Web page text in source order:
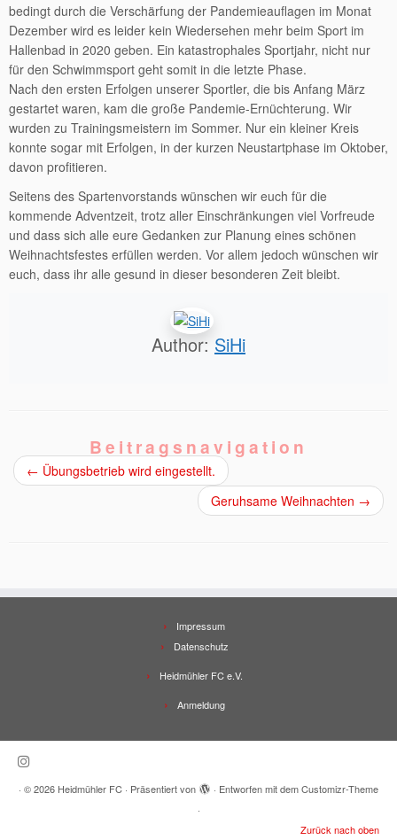
bedingt durch die Verschärfung der Pandemieauflagen im Monat
Dezember wird es leider kein Wiedersehen mehr beim Sport im
Hallenbad in 2020 geben. Ein katastrophales Sportjahr, nicht nur
für den Schwimmsport geht somit in die letzte Phase.
Nach den ersten Erfolgen unserer Sportler, die bis Anfang März
gestartet waren, kam die große Pandemie-Ernüchterung. Wir
wurden zu Trainingsmeistern im Sommer. Nur ein kleiner Kreis
konnte sogar mit Erfolgen, in der kurzen Neustartphase im Oktober,
davon profitieren.
Seitens des Spartenvorstands wünschen wir euch für die
kommende Adventzeit, trotz aller Einschränkungen viel Vorfreude
und dass sich alle eure Gedanken zur Planung eines schönen
Weihnachtsfestes erfüllen werden. Vor allem jedoch wünschen wir
euch, dass ihr alle gesund in dieser besonderen Zeit bleibt.
Author: SiHi
Beitragsnavigation
← Übungsbetrieb wird eingestellt.
Geruhsame Weihnachten →
Impressum
Datenschutz
Heidmühler FC e.V.
Anmeldung
· © 2026 Heidmühler FC · Präsentiert von · Entworfen mit demCustomizr-Theme
·
Zurück nach oben